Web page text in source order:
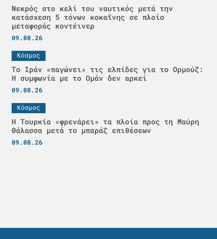
Νεκρός στο κελί του ναυτικός μετά την
κατάσχεση 5 τόνων κοκαΐνης σε πλοίο
μεταφοράς κοντέινερ
09.08.26
Κόσμος
Το Ιράν «παγώνει» τις ελπίδες για το Ορμούζ:
Η συμφωνία με το Ομάν δεν αρκεί
09.08.26
Κόσμος
Η Τουρκία «φρενάρει» τα πλοία προς τη Μαύρη
Θάλασσα μετά το μπαράζ επιθέσεων
09.08.26